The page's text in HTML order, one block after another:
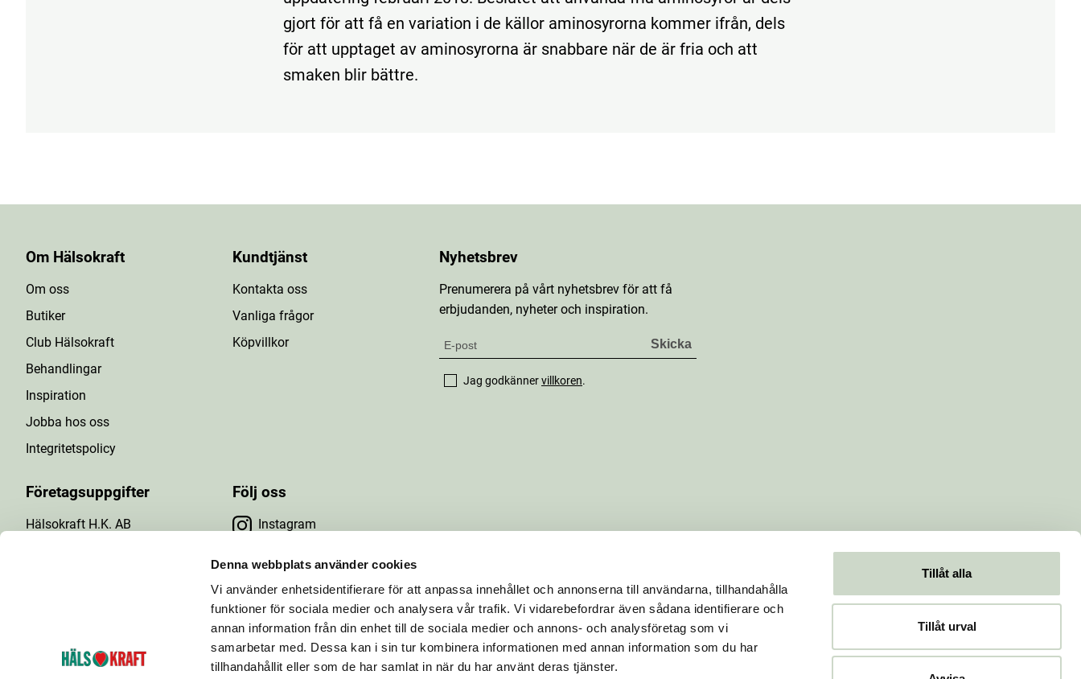
Denna webbplats använder cookies
Vi använder enhetsidentifierare för att anpassa innehållet och annonserna till användarna, tillhandahålla
funktioner för sociala medier och analysera vår trafik. Vi vidarebefordrar även sådana identifierare och
annan information från din enhet till de sociala medier och annons- och analysföretag som vi
samarbetar med. Dessa kan i sin tur kombinera informationen med annan information som du har
tillhandahållit eller som de har samlat in när du har använt deras tjänster.
Tillåt alla
Tillåt urval
gjort för att få en variation i de källor aminosyrorna kommer ifrån, dels
för att upptaget av aminosyrorna är snabbare när de är fria och att
smaken blir bättre.
Om Hälsokraft
Om oss
Butiker
Club Hälsokraft
Behandlingar
Inspiration
Jobba hos oss
Integritetspolicy
Kundtjänst
Kontakta oss
Vanliga frågor
Köpvillkor
Företagsuppgifter
Hälsokraft H.K. AB
Följ oss
Instagram
Facebook
YouTube
Nyhetsbrev
Prenumerera på vårt nyhetsbrev för att få
erbjudanden, nyheter och inspiration.
Jag godkännervillkoren.